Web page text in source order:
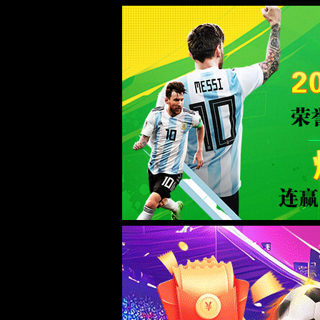
jAccount登录